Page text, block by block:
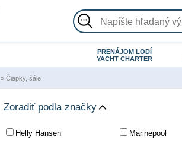
PRENÁJOM LODÍ
YACHT CHARTER
» Čiapky, šále
Zoradiť podla značky
Helly Hansen Marinepool